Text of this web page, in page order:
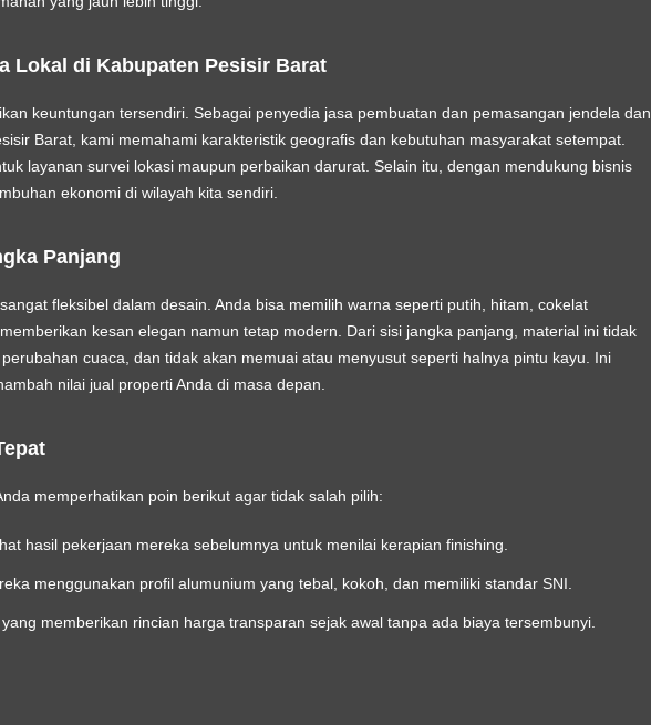
Lokal di Kabupaten Pesisir Barat
keuntungan tersendiri. Sebagai penyedia jasa pembuatan dan pemasangan jendela dan
Barat, kami memahami karakteristik geografis dan kebutuhan masyarakat setempat.
layanan survei lokasi maupun perbaikan darurat. Selain itu, dengan mendukung bisnis
ekonomi di wilayah kita sendiri.
Panjang
fleksibel dalam desain. Anda bisa memilih warna seperti putih, hitam, cokelat
kesan elegan namun tetap modern. Dari sisi jangka panjang, material ini tidak
cuaca, dan tidak akan memuai atau menyusut seperti halnya pintu kayu. Ini
nilai jual properti Anda di masa depan.
memperhatikan poin berikut agar tidak salah pilih:
hasil pekerjaan mereka sebelumnya untuk menilai kerapian finishing.
menggunakan profil alumunium yang tebal, kokoh, dan memiliki standar SNI.
memberikan rincian harga transparan sejak awal tanpa ada biaya tersembunyi.